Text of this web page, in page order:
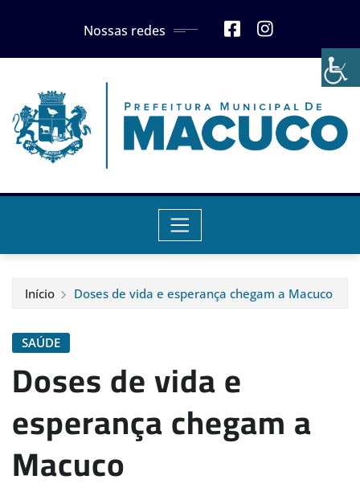
Nossas redes
Início Doses de vida e esperança chegam a Macuco
SAÚDE
Doses de vida e
esperança chegam a
Macuco